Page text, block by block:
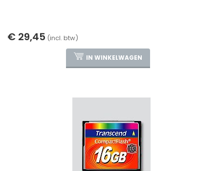
€ 29,45 (incl. btw)
IN WINKELWAGEN